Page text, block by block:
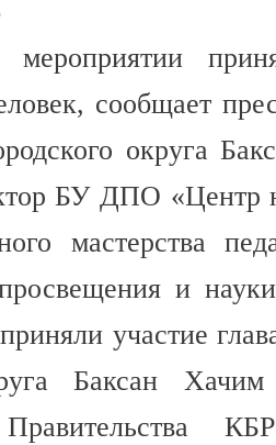
сообщает
округа
БУ ДПО «Центр
мастерства
и
участие
Баксан